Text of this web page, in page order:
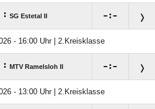
: SG Estetal II :
- 16:00 Uhr | 2.Kreisklasse
: MTV Ramelsloh II :
- 13:00 Uhr | 2.Kreisklasse